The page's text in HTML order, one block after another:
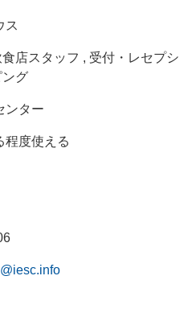
ス
店スタッフ , 受付・レセプシ
ング
ンター
程度使える